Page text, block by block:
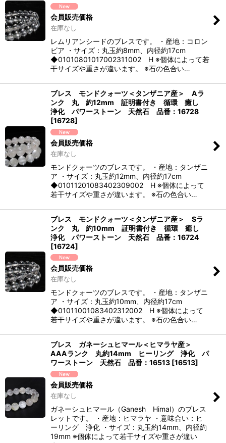
会員販売価格
在庫なし
レムリアンシードのブレスです。 ・産地：コロン
ビア ・サイズ：丸玉約8mm、内径約17cm
◆01010801017002311002 H ※個体によって若
干サイズや重さが違います。 ※石の色合い…
ブレス モンドクォーツ＜タンザニア産＞ Aラ
ンク 丸 約12mm 証明書付き 循環 癒し
浄化 パワーストーン 天然石 品番：16728
[16728]
会員販売価格
在庫なし
モンドクォーツのブレスです。 ・産地：タンザニ
ア ・サイズ：丸玉約12mm、内径約17cm
◆01011201083402309002 H ※個体によって
若干サイズや重さが違います。 ※石の色合い…
ブレス モンドクォーツ＜タンザニア産＞ Sラ
ンク 丸 約10mm 証明書付き 循環 癒し
浄化 パワーストーン 天然石 品番：16724
[16724]
会員販売価格
在庫なし
モンドクォーツのブレスです。 ・産地：タンザニ
ア ・サイズ：丸玉約10mm、内径約17cm
◆01011001083402312002 H ※個体によって
若干サイズや重さが違います。 ※石の色合い…
ブレス ガネーシュヒマール＜ヒマラヤ産＞
AAAランク 丸約14mm ヒーリング 浄化 パ
ワーストーン 天然石 品番：16513 [16513]
会員販売価格
在庫なし
ガネーシュヒマール（Ganesh Himal）のブレス
レットです。 ・産地：ヒマラヤ ・意味合い：ヒ
ーリング 浄化 ・サイズ：丸玉約14mm、内径約
19mm ※個体によって若干サイズや重さが違い